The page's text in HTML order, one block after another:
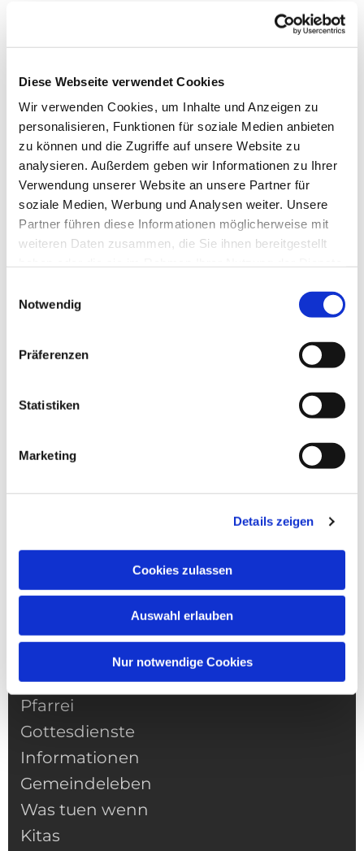
Diese Webseite verwendet Cookies
Wir verwenden Cookies, um Inhalte und Anzeigen zu
personalisieren, Funktionen für soziale Medien anbieten
zu können und die Zugriffe auf unsere Website zu
analysieren. Außerdem geben wir Informationen zu Ihrer
Verwendung unserer Website an unsere Partner für
soziale Medien, Werbung und Analysen weiter. Unsere
Partner führen diese Informationen möglicherweise mit
weiteren Daten zusammen, die Sie ihnen bereitgestellt
Notwendig
Präferenzen
Statistiken
Marketing
Details zeigen
Cookies zulassen
Auswahl erlauben
Nur notwendige Cookies
Dies könnte Sie auch
interessieren
NAVIGATION
Pfarrei
Gottesdienste
Informationen
Gemeindeleben
Was tuen wenn
Kitas